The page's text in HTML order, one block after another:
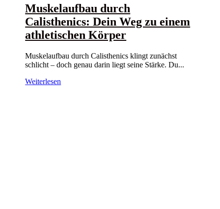
Muskelaufbau durch
Calisthenics: Dein Weg zu einem
athletischen Körper
Muskelaufbau durch Calisthenics klingt zunächst
schlicht – doch genau darin liegt seine Stärke. Du...
Weiterlesen